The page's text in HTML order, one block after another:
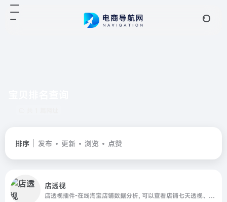
排序 发布 更新 浏览 点赞
店透视
店透视插件-在线淘宝店铺数据分析, 可以查看店铺七天透视、揭秘竞品引流关键词 摸清直通车好词 搜索引流词，拓展自身流量，知己知彼，打造店铺爆款的运营神器